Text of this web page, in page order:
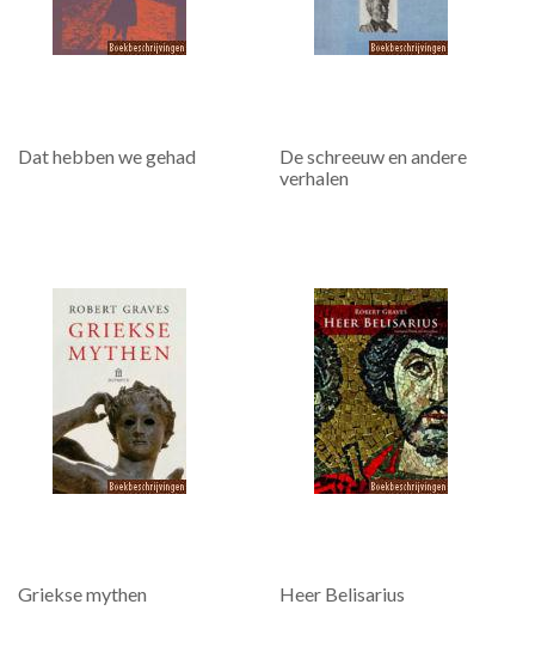
Dat hebben we gehad
De schreeuw en andere
verhalen
Griekse mythen Heer Belisarius